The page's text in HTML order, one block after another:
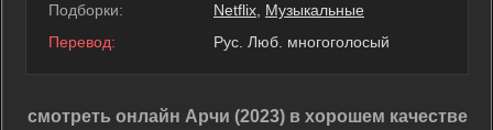
Подборки: Netflix Музыкальные
Перевод:
Рус. Люб. многоголосый
смотреть онлайн Арчи (2023) в хорошем качестве